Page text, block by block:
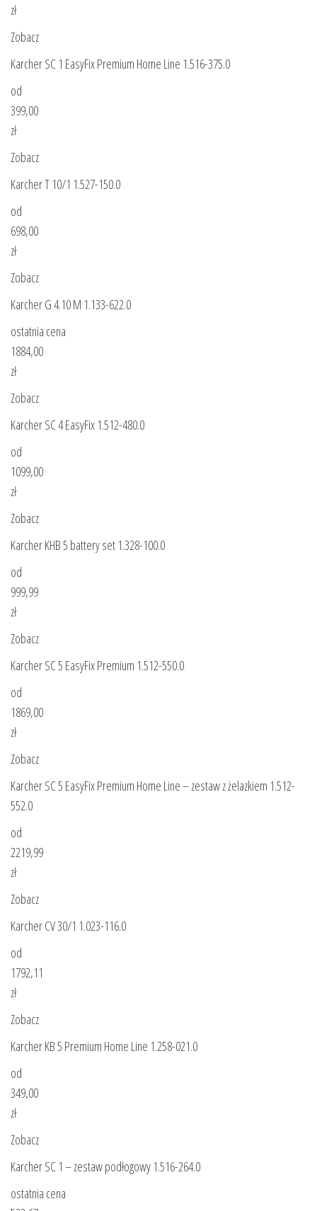
zł
Zobacz
Karcher SC 1 EasyFix Premium Home Line 1.516-375.0
od
399,00
zł
Zobacz
Karcher T 10/1 1.527-150.0
od
698,00
zł
Zobacz
Karcher G 4.10 M 1.133-622.0
ostatnia cena
1884,00
zł
Zobacz
Karcher SC 4 EasyFix 1.512-480.0
od
1099,00
zł
Zobacz
Karcher KHB 5 battery set 1.328-100.0
od
999,99
zł
Zobacz
Karcher SC 5 EasyFix Premium 1.512-550.0
od
1869,00
zł
Zobacz
Karcher SC 5 EasyFix Premium Home Line – zestaw z żelazkiem 1.512-
552.0
od
2219,99
zł
Zobacz
Karcher CV 30/1 1.023-116.0
od
1792,11
zł
Zobacz
Karcher KB 5 Premium Home Line 1.258-021.0
od
349,00
zł
Zobacz
Karcher SC 1 – zestaw podłogowy 1.516-264.0
ostatnia cena